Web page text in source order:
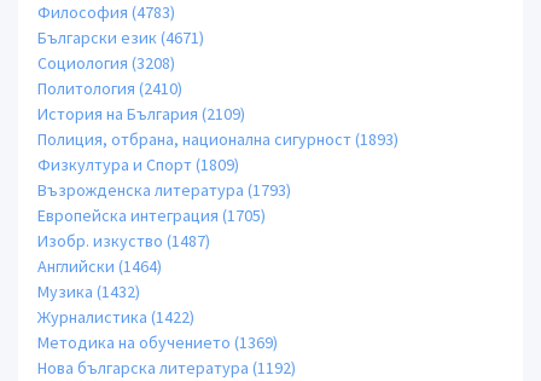
Философия (4783)
Български език (4671)
Социология (3208)
Политология (2410)
История на България (2109)
Полиция, отбрана, национална сигурност (1893)
Физкултура и Спорт (1809)
Възрожденска литература (1793)
Европейска интеграция (1705)
Изобр. изкуство (1487)
Английски (1464)
Музика (1432)
Журналистика (1422)
Методика на обучението (1369)
Нова българска литература (1192)